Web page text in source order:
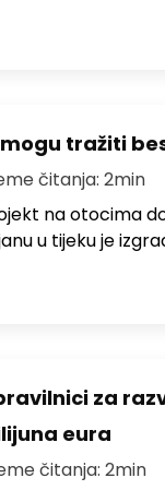
tražiti
čitanja: 2min
na otocima
u tijeku je
za
eura
čitanja: 2min